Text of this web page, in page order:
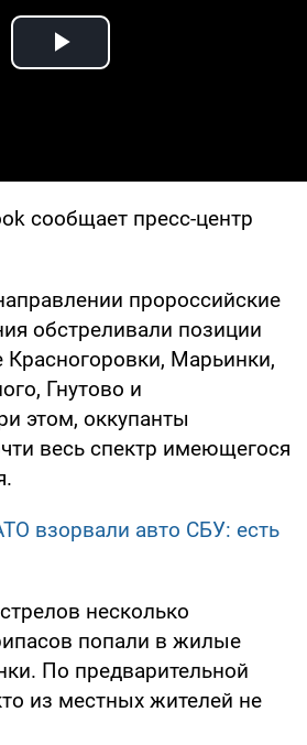
Play Video
сообщает пресс-центр
пророссийские
обстреливали позиции
Марьинки,
Гнутово и
этом, оккупанты
весь спектр имеющегося
взорвали авто СБУ: есть
несколько
попали в жилые
По предварительной
из местных жителей не